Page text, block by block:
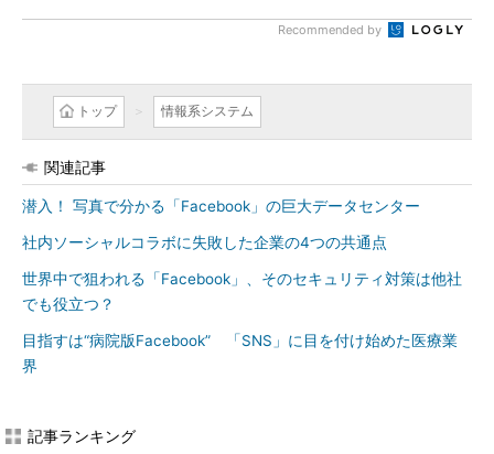
Recommended by
トップ 情報系システム
関連記事
潜入！ 写真で分かる「Facebook」の巨大データセンター
社内ソーシャルコラボに失敗した企業の4つの共通点
世界中で狙われる「Facebook」、そのセキュリティ対策は他社
でも役立つ？
目指すは“病院版Facebook” 「SNS」に目を付け始めた医療業
界
記事ランキング